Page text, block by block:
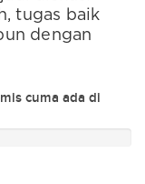
tugas baik
dengan
cuma ada di